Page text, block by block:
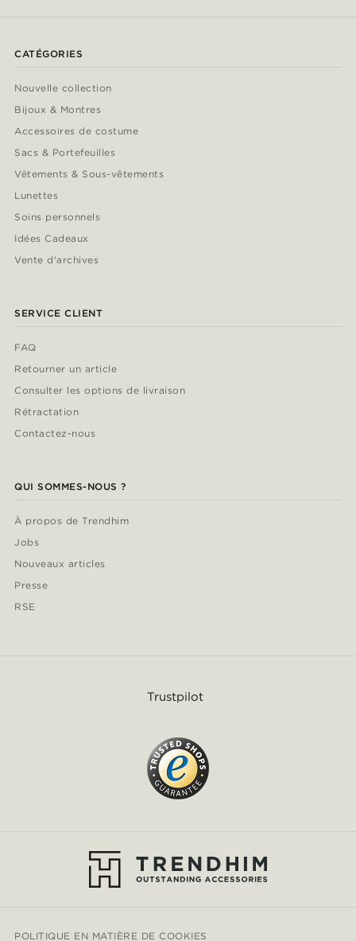
CATÉGORIES
Nouvelle collection
Bijoux & Montres
Accessoires de costume
Sacs & Portefeuilles
Vêtements & Sous-vêtements
Lunettes
Soins personnels
Idées Cadeaux
Vente d'archives
SERVICE CLIENT
FAQ
Retourner un article
Consulter les options de livraison
Rétractation
Contactez-nous
QUI SOMMES-NOUS ?
À propos de Trendhim
Jobs
Nouveaux articles
Presse
RSE
Trustpilot
POLITIQUE EN MATIÈRE DE COOKIES